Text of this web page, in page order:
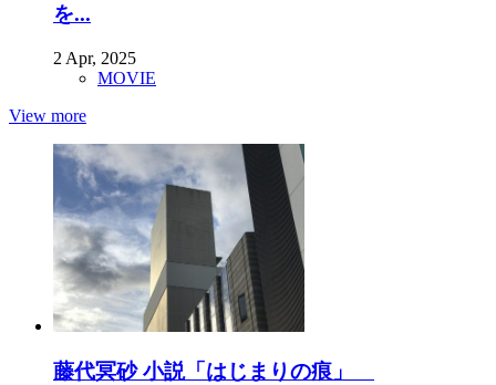
を...
2 Apr, 2025
MOVIE
View more
藤代冥砂 小説「はじまりの痕」